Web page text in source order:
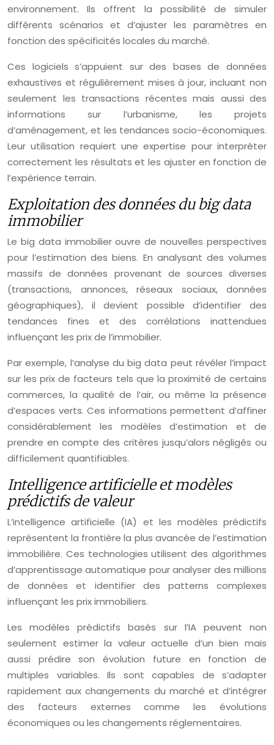
environnement. Ils offrent la possibilité de simuler
différents scénarios et d’ajuster les paramètres en
fonction des spécificités locales du marché.
Ces logiciels s’appuient sur des bases de données
exhaustives et régulièrement mises à jour, incluant non
seulement les transactions récentes mais aussi des
informations sur l’urbanisme, les projets
d’aménagement, et les tendances socio-économiques.
Leur utilisation requiert une expertise pour interpréter
correctement les résultats et les ajuster en fonction de
l’expérience terrain.
Exploitation des données du big data
immobilier
Le big data immobilier ouvre de nouvelles perspectives
pour l’estimation des biens. En analysant des volumes
massifs de données provenant de sources diverses
(transactions, annonces, réseaux sociaux, données
géographiques), il devient possible d’identifier des
tendances fines et des corrélations inattendues
influençant les prix de l’immobilier.
Par exemple, l’analyse du big data peut révéler l’impact
sur les prix de facteurs tels que la proximité de certains
commerces, la qualité de l’air, ou même la présence
d’espaces verts. Ces informations permettent d’affiner
considérablement les modèles d’estimation et de
prendre en compte des critères jusqu’alors négligés ou
difficilement quantifiables.
Intelligence artificielle et modèles
prédictifs de valeur
L’intelligence artificielle (IA) et les modèles prédictifs
représentent la frontière la plus avancée de l’estimation
immobilière. Ces technologies utilisent des algorithmes
d’apprentissage automatique pour analyser des millions
de données et identifier des patterns complexes
influençant les prix immobiliers.
Les modèles prédictifs basés sur l’IA peuvent non
seulement estimer la valeur actuelle d’un bien mais
aussi prédire son évolution future en fonction de
multiples variables. Ils sont capables de s’adapter
rapidement aux changements du marché et d’intégrer
des facteurs externes comme les évolutions
économiques ou les changements réglementaires.